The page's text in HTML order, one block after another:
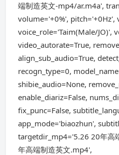
端制造英文-mp4/ar.m4a',
volume='+0%', pitch='+0Hz',
voice_role='Taim(Male/JO)',
video_autorate=True,
align_sub_audio=True,
recogn_type=0,
shibie_audio=None,
enable_diariz=False,
fix_punc=False,
app_mode='biaozhun',
targetdir_mp4='5.26 20年高
年高端制造英文.mp4',